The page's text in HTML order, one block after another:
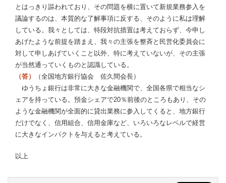
とはっきり謳われており、その問題を横に置いて新規業務参入を
議論するのは、本質的な了解事項に反する、そのように私は理解
している。我々としては、特段対抗措置は考えておらず、今申し
あげたような前提を踏まえ、我々の主張を整斉と民営化委員会に
対して申しあげていくこと以外、特に考えていないが、その主張
が当然通っていくものと認識している。
（答）
（全国地方銀行協会 佐久間会長）
ゆうちょ銀行は非常に大きな金融機関で、全国各県で相当なシ
ェアを持っている。預金シェアで20％前後のところもあり、その
ような金融機関が全面的に貸出業務に参入してくると、地方銀行
だけでなく、信用組合、信用金庫など、いろいろなレベルで経営
に大きなインパクトを与えると考えている。
以上